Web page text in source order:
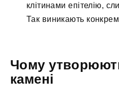
клітинами епітелію,
Так виникають
Чому
камені